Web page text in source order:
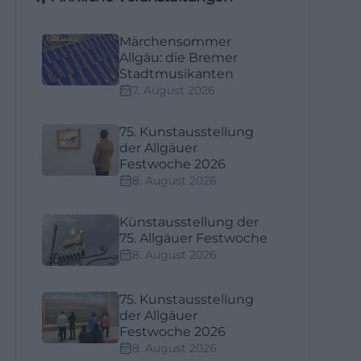
Märchensommer
Allgäu: die Bremer
Stadtmusikanten
7. August 2026
75. Kunstausstellung
der Allgäuer
Festwoche 2026
8. August 2026
Künstausstellung der
75. Allgäuer Festwoche
8. August 2026
75. Kunstausstellung
der Allgäuer
Festwoche 2026
8. August 2026